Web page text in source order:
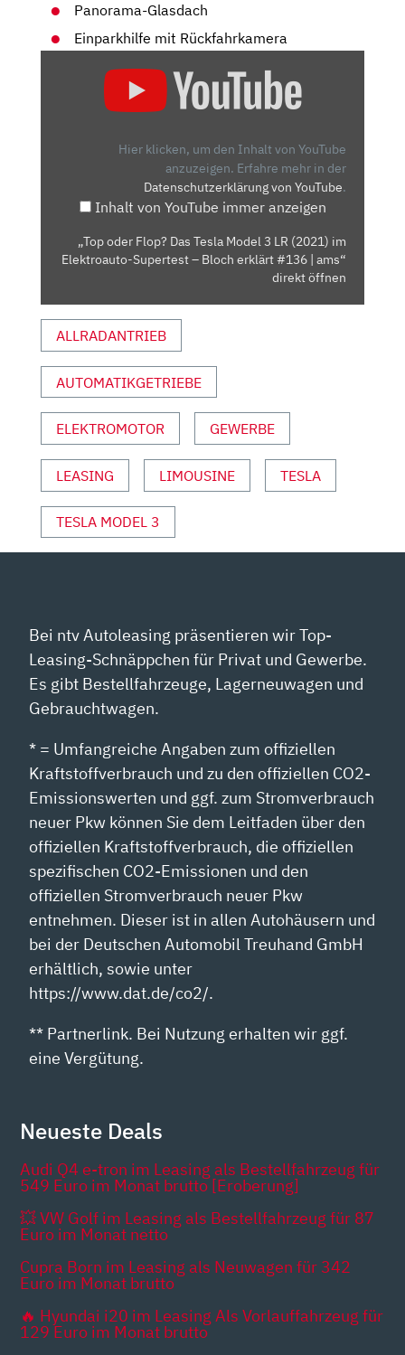
Panorama-Glasdach
Einparkhilfe mit Rückfahrkamera
(2021)
–
BLOCH
ERKLÄRT
#136
AMS“
VON
YOUTUBE
ANZEIGEN
Hier klicken, um den Inhalt von YouTube
anzuzeigen. Erfahre mehr in der
Datenschutzerklärung von YouTube.
Inhalt von YouTube immer anzeigen
„Top oder Flop? Das Tesla Model 3 LR (2021) im
Elektroauto-Supertest – Bloch erklärt #136 | ams“
direkt öffnen
ALLRADANTRIEB
AUTOMATIKGETRIEBE
ELEKTROMOTOR GEWERBE
LEASING LIMOUSINE TESLA
TESLA MODEL 3
Bei ntv Autoleasing präsentieren wir Top-
Leasing-Schnäppchen für Privat und Gewerbe.
Es gibt Bestellfahrzeuge, Lagerneuwagen und
Gebrauchtwagen.
* = Umfangreiche Angaben zum offiziellen
Kraftstoffverbrauch und zu den offiziellen CO2-
Emissionswerten und ggf. zum Stromverbrauch
neuer Pkw können Sie dem Leitfaden über den
offiziellen Kraftstoffverbrauch, die offiziellen
spezifischen CO2-Emissionen und den
offiziellen Stromverbrauch neuer Pkw
entnehmen. Dieser ist in allen Autohäusern und
bei der Deutschen Automobil Treuhand GmbH
erhältlich, sowie unter
https://www.dat.de/co2/.
** Partnerlink. Bei Nutzung erhalten wir ggf.
eine Vergütung.
Neueste Deals
Audi Q4 e-tron im Leasing als Bestellfahrzeug für
549 Euro im Monat brutto [Eroberung]
💥 VW Golf im Leasing als Bestellfahrzeug für 87
Euro im Monat netto
Cupra Born im Leasing als Neuwagen für 342
Euro im Monat brutto
🔥 Hyundai i20 im Leasing Als Vorlauffahrzeug für
129 Euro im Monat brutto